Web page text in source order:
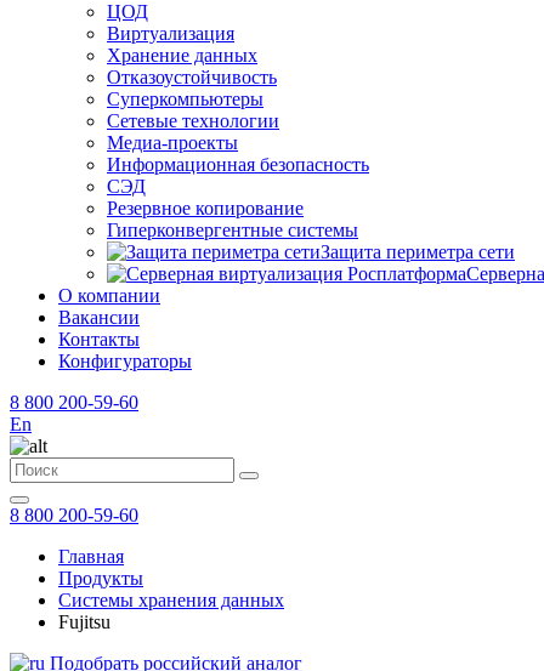
ЦОД
Виртуализация
Хранение данных
Отказоустойчивость
Суперкомпьютеры
Сетевые технологии
Медиа-проекты
Информационная безопасность
СЭД
Резервное копирование
Гиперконвергентные системы
Защита периметра сети
О компании
Вакансии
Контакты
Конфигураторы
8 800 200-59-60
En
8 800 200-59-60
Главная
Продукты
Системы хранения данных
Fujitsu
Подобрать российский аналог